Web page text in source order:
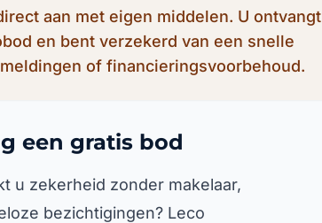
aan met eigen middelen. U ontvangt
en bent verzekerd van een snelle
of financieringsvoorbehoud.
een gratis bod
u zekerheid zonder makelaar,
bezichtigingen? Leco